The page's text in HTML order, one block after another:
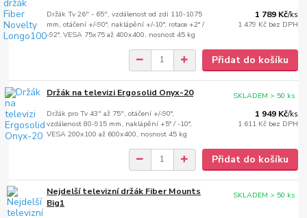
Držák Tv 26" - 65", vzdálenost od zdi 110-1075
mm, otáčení +/-90°, naklápění +/-10°, rotace +2° /
-92°, VESA 75x75 až 400x400, nosnost 45 kg
1 789 Kč/ks
1 479 Kč bez DPH
Přidat do košíku
Držák na televizi Ergosolid Onyx-20
Držák pro Tv 43" až 75", otáčení +/-90°,
vzdálenost 80-915 mm, naklápění +5° / -10°,
VESA 200x100 až 600x400, nosnost 45 kg
1 949 Kč/ks
1 611 Kč bez DPH
SKLADEM > 50 ks
Přidat do košíku
Nejdelší televizní držák Fiber Mounts
Big1
SKLADEM > 50 ks